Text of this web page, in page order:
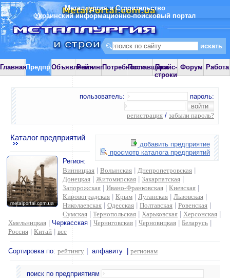
Металлургия и Строительство
Украинский информационно-поисковый портал
ГлавнаяПредприятияОбъявления
РейтингПотребностиПоставщики
Прайс-
строки
Форум Работа
пользователь: пароль:
регистрация / забыли пароль?
добавить предприятие
просмотр каталога предприятий
Каталог предприятий
Регион:
Винницкая
Волынская Днепропетровская
Донецкая
Житомирская Закарпатская
Запорожская
Ивано-Франковская Киевская
Кировоградская
Крым Луганская Львовская
Николаевская
Одесская Полтавская Ровенская
Сумская
Тернопольская Харьковская Херсонская
Хмельницкая
Черкасская Черниговская Черновицкая Беларусь
Россия
Китай все
Сортировка по: рейтингу | алфавиту | регионам
поиск по предприятиям